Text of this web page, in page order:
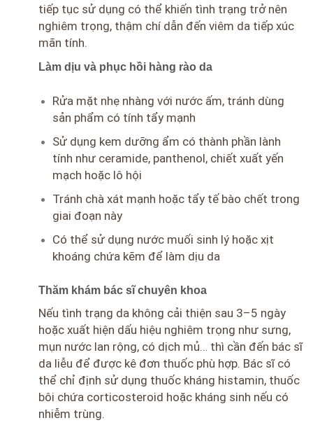
tiếp tục sử dụng có thể khiến tình trạng trở nên
nghiêm trọng, thậm chí dẫn đến viêm da tiếp xúc
mãn tính.
Làm dịu và phục hồi hàng rào da
Rửa mặt nhẹ nhàng với nước ấm, tránh dùng
sản phẩm có tính tẩy mạnh
Sử dụng kem dưỡng ẩm có thành phần lành
tính như ceramide, panthenol, chiết xuất yến
mạch hoặc lô hội
Tránh chà xát mạnh hoặc tẩy tế bào chết trong
giai đoạn này
Có thể sử dụng nước muối sinh lý hoặc xịt
khoáng chứa kẽm để làm dịu da
Thăm khám bác sĩ chuyên khoa
Nếu tình trạng da không cải thiện sau 3–5 ngày
hoặc xuất hiện dấu hiệu nghiêm trọng như sưng,
mụn nước lan rộng, có dịch mủ… thì cần đến bác sĩ
da liễu để được kê đơn thuốc phù hợp. Bác sĩ có
thể chỉ định sử dụng thuốc kháng histamin, thuốc
bôi chứa corticosteroid hoặc kháng sinh nếu có
nhiễm trùng.